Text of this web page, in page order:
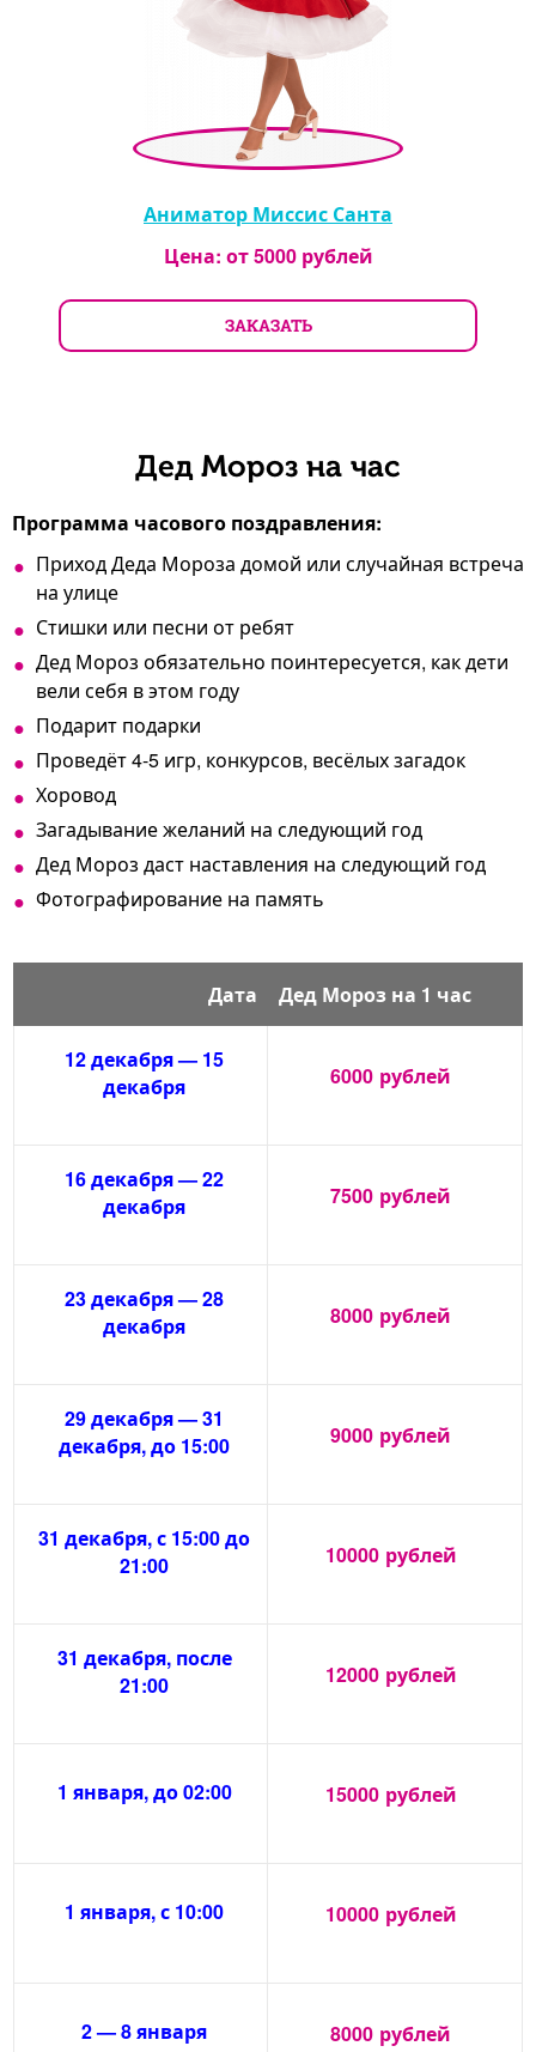
Аниматор Миссис Санта
Цена: от5000рублей
ЗАКАЗАТЬ
Дед Мороз на час
Программа часового поздравления:
Приход Деда Мороза домой или случайная встреча
на улице
Стишки или песни от ребят
Дед Мороз обязательно поинтересуется, как дети
вели себя в этом году
Подарит подарки
Проведёт 4-5 игр, конкурсов, весёлых загадок
Хоровод
Загадывание желаний на следующий год
Дед Мороз даст наставления на следующий год
Фотографирование на память
Дата Дед Мороз на 1 час
12 декабря — 15
декабря
6000 рублей
16 декабря — 22
декабря
7500 рублей
23 декабря — 28
декабря
8000 рублей
29 декабря — 31
декабря, до 15:00
9000 рублей
31 декабря, с 15:00 до
21:00
10000 рублей
31 декабря, после
21:00
12000 рублей
1 января, до 02:00 15000 рублей
1 января, с 10:00 10000 рублей
2 — 8 января 8000 рублей